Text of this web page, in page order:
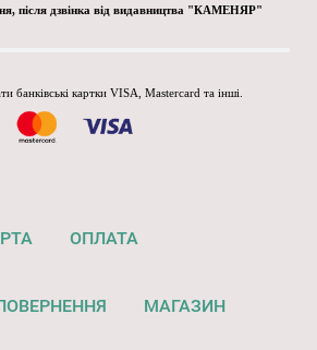
після дзвінка від видавництва "КАМЕНЯР"
банківські картки VISA, Mastercard та інші.
ОПЛАТА
МАГАЗИН